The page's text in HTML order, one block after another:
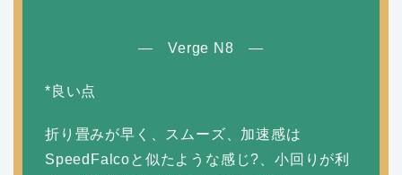
— Verge N8 —
*良い点
折り畳みが早く、スムーズ、加速感は
SpeedFalcoと似たような感じ?、小回りが利